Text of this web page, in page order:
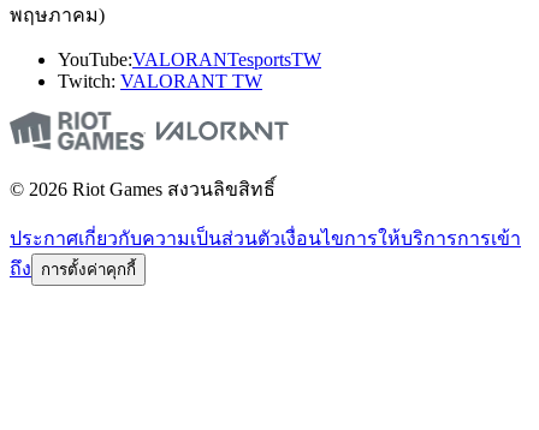
พฤษภาคม)
YouTube:VALORANTesportsTW
Twitch: VALORANT TW
© 2026 Riot Games สงวนลิขสิทธิ์
ประกาศเกี่ยวกับความเป็นส่วนตัวเงื่อนไขการให้บริการการเข้า
ถึง
การตั้งค่าคุกกี้